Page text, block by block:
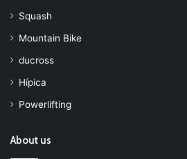
Squash
Mountain Bike
ducross
Hípica
Powerlifting
About us